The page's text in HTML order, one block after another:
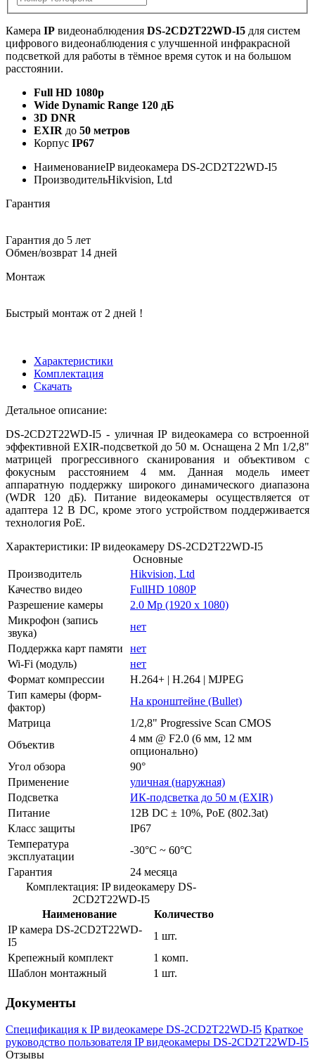
Камера IP видеонаблюдения DS-2CD2T22WD-I5 для систем
цифрового видеонаблюдения с улучшенной инфракрасной
подсветкой для работы в тёмное время суток и на большом
расстоянии.
Full HD 1080p
Wide Dynamic Range 120 дБ
3D DNR
EXIR до 50 метров
Корпус IP67
НаименованиеIP видеокамера DS-2CD2T22WD-I5
ПроизводительHikvision, Ltd
Гарантия
Гарантия до 5 лет
Обмен/возврат 14 дней
Монтаж
Быстрый монтаж от 2 дней !
Характеристики
Комплектация
Скачать
Детальное описание:
DS-2CD2T22WD-I5 - уличная IP видеокамера со встроенной
эффективной EXIR-подсветкой до 50 м. Оснащена 2 Мп 1/2,8"
матрицей прогрессивного сканирования и объективом с
фокусным расстоянием 4 мм. Данная модель имеет
аппаратную поддержку широкого динамического диапазона
(WDR 120 дБ). Питание видеокамеры осуществляется от
адаптера 12 В DC, кроме этого устройством поддерживается
технология PoE.
Характеристики: IP видеокамеру DS-2CD2T22WD-I5
Основные
Производитель
Hikvision, Ltd
Качество видео
FullHD 1080P
Разрешение камеры
2.0 Mp (1920 x 1080)
Микрофон (запись
звука)
нет
Поддержка карт памяти
нет
Wi-Fi (модуль)
нет
Формат компрессии
H.264+ | H.264 | MJPEG
Тип камеры (форм-
фактор)
На кронштейне (Bullet)
Матрица
1/2,8" Progressive Scan CMOS
Объектив
4 мм @ F2.0 (6 мм, 12 мм
опционально)
Угол обзора
90°
Применение
уличная (наружная)
Подсветка
ИК-подсветка до 50 м (EXIR)
Питание
12В DC ± 10%, РоЕ (802.3at)
Класс защиты
IP67
Температура
эксплуатации
-30°C ~ 60°C
Гарантия
24 месяца
Комплектация: IP видеокамеру DS-
2CD2T22WD-I5
Наименование
Количество
IP камера DS-2CD2T22WD-
I5
1 шт.
Крепежный комплект
1 комп.
Шаблон монтажный
1 шт.
Документы
Спецификация к IP видеокамере DS-2CD2T22WD-I5 Краткое
руководство пользователя IP видеокамеры DS-2CD2T22WD-I5
Отзывы